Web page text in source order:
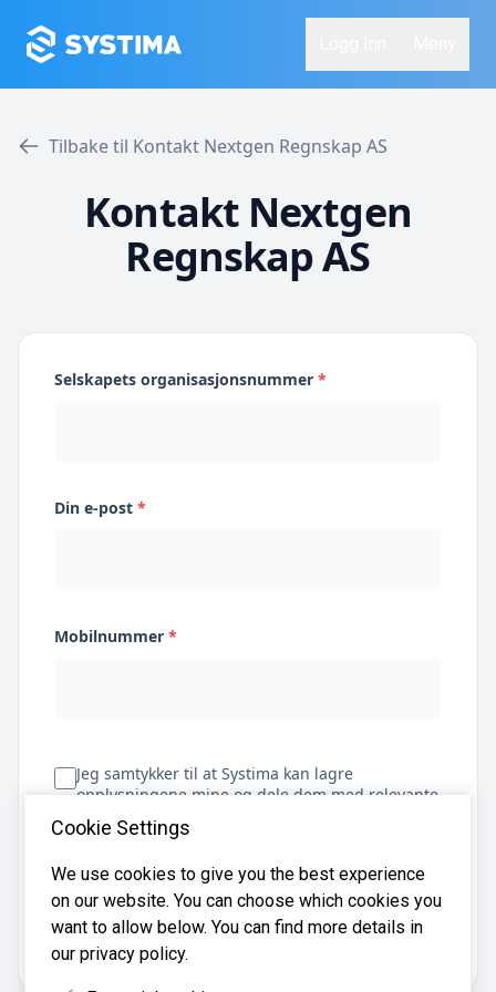
Tilbake til Kontakt Nextgen Regnskap AS
Kontakt Nextgen
Regnskap AS
Selskapets organisasjonsnummer *
Din e-post *
Mobilnummer *
Jeg samtykker til at Systima kan lagre
opplysningene mine og dele dem med relevante
regnskapsbyråer for å hjelpe meg å finne
regnskapsfører
Få tilbud
Cookie Settings
We use cookies to give you the best experience
on our website. You can choose which cookies you
want to allow below. You can find more details in
our privacy policy.